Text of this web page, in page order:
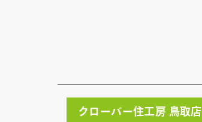
クローバー住工房 鳥取店